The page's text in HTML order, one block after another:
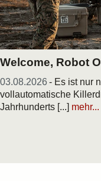
Welcome, Robot
03.08.2026 - Es ist nur
vollautomatische
Jahrhunderts [...] mehr...